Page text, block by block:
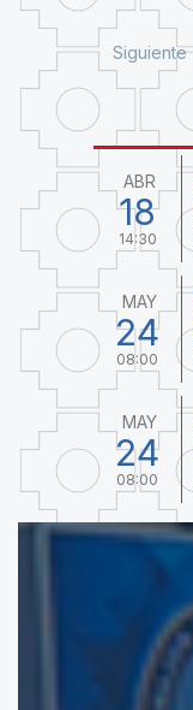
Siguiente
ABR
18
14:30
MAY
24
08:00
MAY
24
08:00